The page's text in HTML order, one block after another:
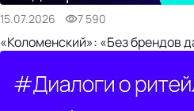
15.07.2026 7 590
«Коломенский»: «Без брендов